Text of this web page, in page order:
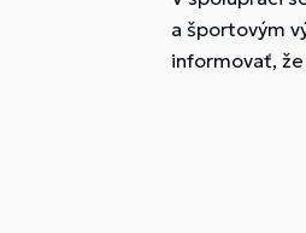
a športovým
informovať,